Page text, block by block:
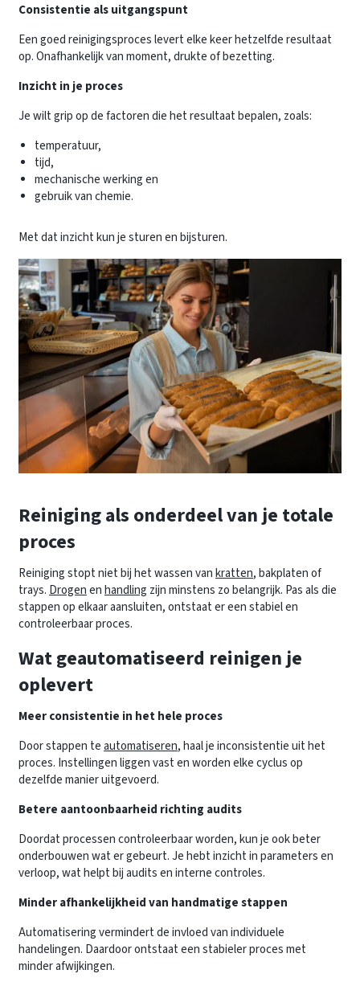
Consistentie als uitgangspunt
Een goed reinigingsproces levert elke keer hetzelfde resultaat
op. Onafhankelijk van moment, drukte of bezetting.
Inzicht in je proces
Je wilt grip op de factoren die het resultaat bepalen, zoals:
temperatuur,
tijd,
mechanische werking en
gebruik van chemie.
Met dat inzicht kun je sturen en bijsturen.
Reiniging als onderdeel van je totale
proces
Reiniging stopt niet bij het wassen vankratten, bakplaten of
trays. Drogenenhandling zijn minstens zo belangrijk. Pas als die
stappen op elkaar aansluiten, ontstaat er een stabiel en
controleerbaar proces.
Wat geautomatiseerd reinigen je
oplevert
Meer consistentie in het hele proces
Door stappen teautomatiseren, haal je inconsistentie uit het
proces. Instellingen liggen vast en worden elke cyclus op
dezelfde manier uitgevoerd.
Betere aantoonbaarheid richting audits
Doordat processen controleerbaar worden, kun je ook beter
onderbouwen wat er gebeurt. Je hebt inzicht in parameters en
verloop, wat helpt bij audits en interne controles.
Minder afhankelijkheid van handmatige stappen
Automatisering vermindert de invloed van individuele
handelingen. Daardoor ontstaat een stabieler proces met
minder afwijkingen.